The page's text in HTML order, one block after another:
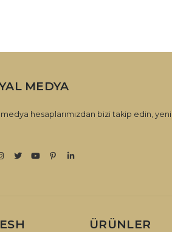
MEDYA
medya hesaplarımızdan bizi takip edin,
ÜRÜNLER